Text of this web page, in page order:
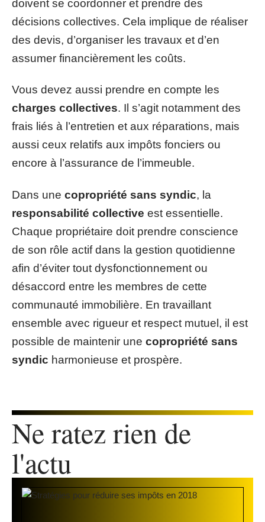
doivent se coordonner et prendre des
décisions collectives. Cela implique de réaliser
des devis, d’organiser les travaux et d’en
assumer financièrement les coûts.
Vous devez aussi prendre en compte les
charges collectives. Il s’agit notamment des
frais liés à l’entretien et aux réparations, mais
aussi ceux relatifs aux impôts fonciers ou
encore à l’assurance de l’immeuble.
Dans une copropriété sans syndic, la
responsabilité collective est essentielle.
Chaque propriétaire doit prendre conscience
de son rôle actif dans la gestion quotidienne
afin d’éviter tout dysfonctionnement ou
désaccord entre les membres de cette
communauté immobilière. En travaillant
ensemble avec rigueur et respect mutuel, il est
possible de maintenir une copropriété sans
syndic harmonieuse et prospère.
Ne ratez rien de
l'actu